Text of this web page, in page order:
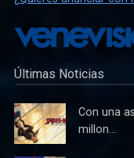
Últimas Noticias
Con una
millon...